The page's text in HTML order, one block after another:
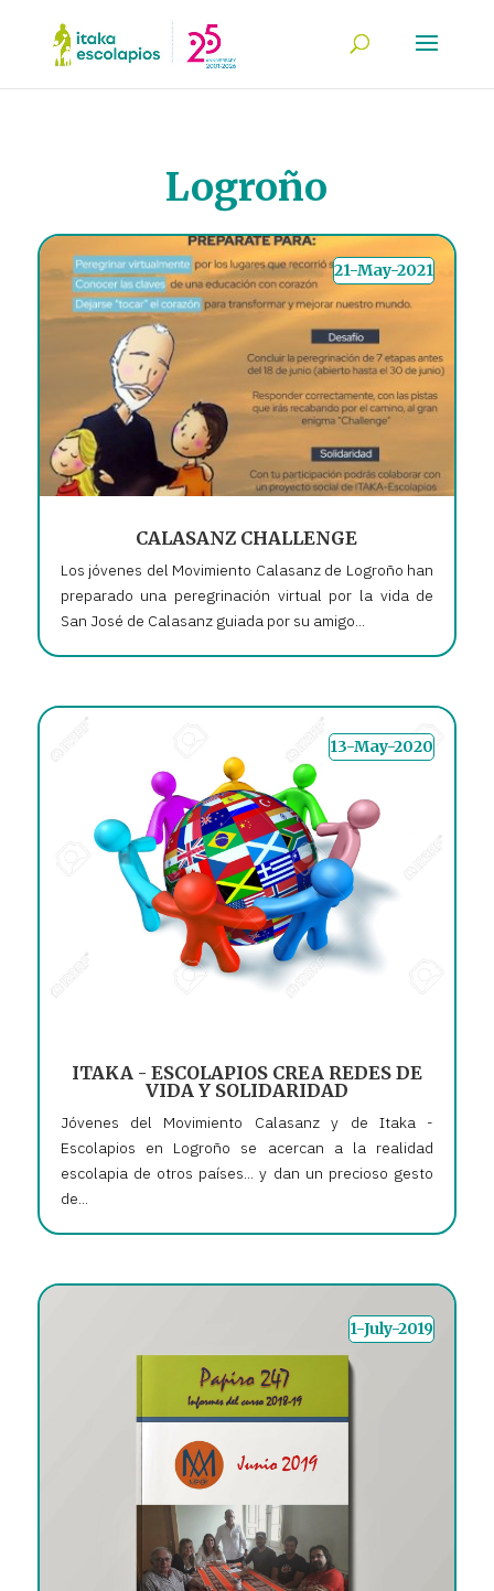
Logroño
CALASANZ CHALLENGE
21-May-2021
Los jóvenes del Movimiento Calasanz de Logroño han
preparado una peregrinación virtual por la vida de
San José de Calasanz guiada por su amigo...
ITAKA - ESCOLAPIOS CREA REDES DE
VIDA Y SOLIDARIDAD
13-May-2020
Jóvenes del Movimiento Calasanz y de Itaka -
Escolapios en Logroño se acercan a la realidad
escolapia de otros países... y dan un precioso gesto
de...
1-July-2019